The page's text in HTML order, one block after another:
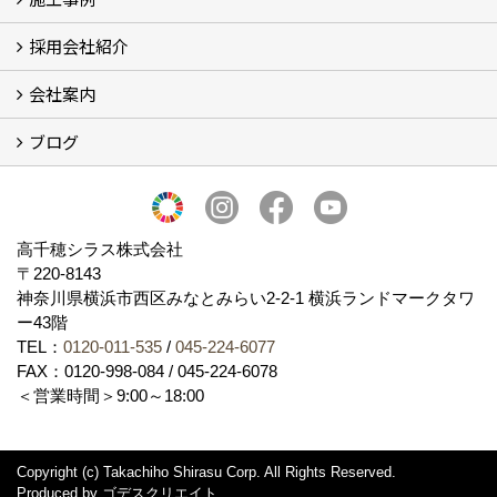
施工事例
お客様からのお便り
採用会社紹介
採用会社紹介
「鏝人の会」左官店のご紹介
会社案内
会社概要・沿革
代表の実績
製造紹介
ショールーム
アクセス
採用情報
バナーダウンロード
プライバシーポリシー
Takachiho Shirasu Global Site
LINE公式アカウント
ブログ
高千穂シラス株式会社
〒220-8143
神奈川県横浜市西区みなとみらい2‐2‐1 横浜ランドマークタワ
ー43階
TEL： 0120-011-535 / 045-224-6077
FAX：0120-998-084 / 045-224-6078
＜営業時間＞9:00～18:00
Copyright (c) Takachiho Shirasu Corp. All Rights Reserved.
Produced by ゴデスクリエイト